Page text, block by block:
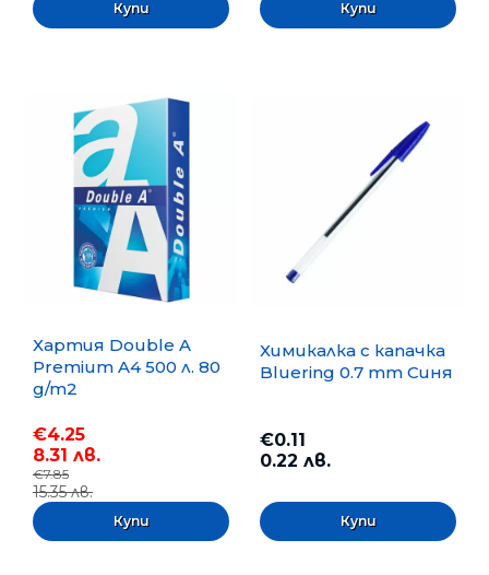
Хартия Double A
Premium A4 500 л. 80
g/m2
€4.25
8.31 лв.
€7.85
15.35 лв.
Химикалка с капачка
Bluering 0.7 mm Синя
€0.11
0.22 лв.